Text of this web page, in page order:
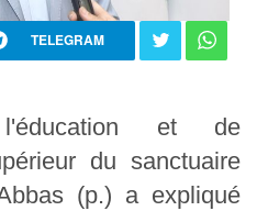
TELEGRAM
et de
du sanctuaire
(p.) a expliqué